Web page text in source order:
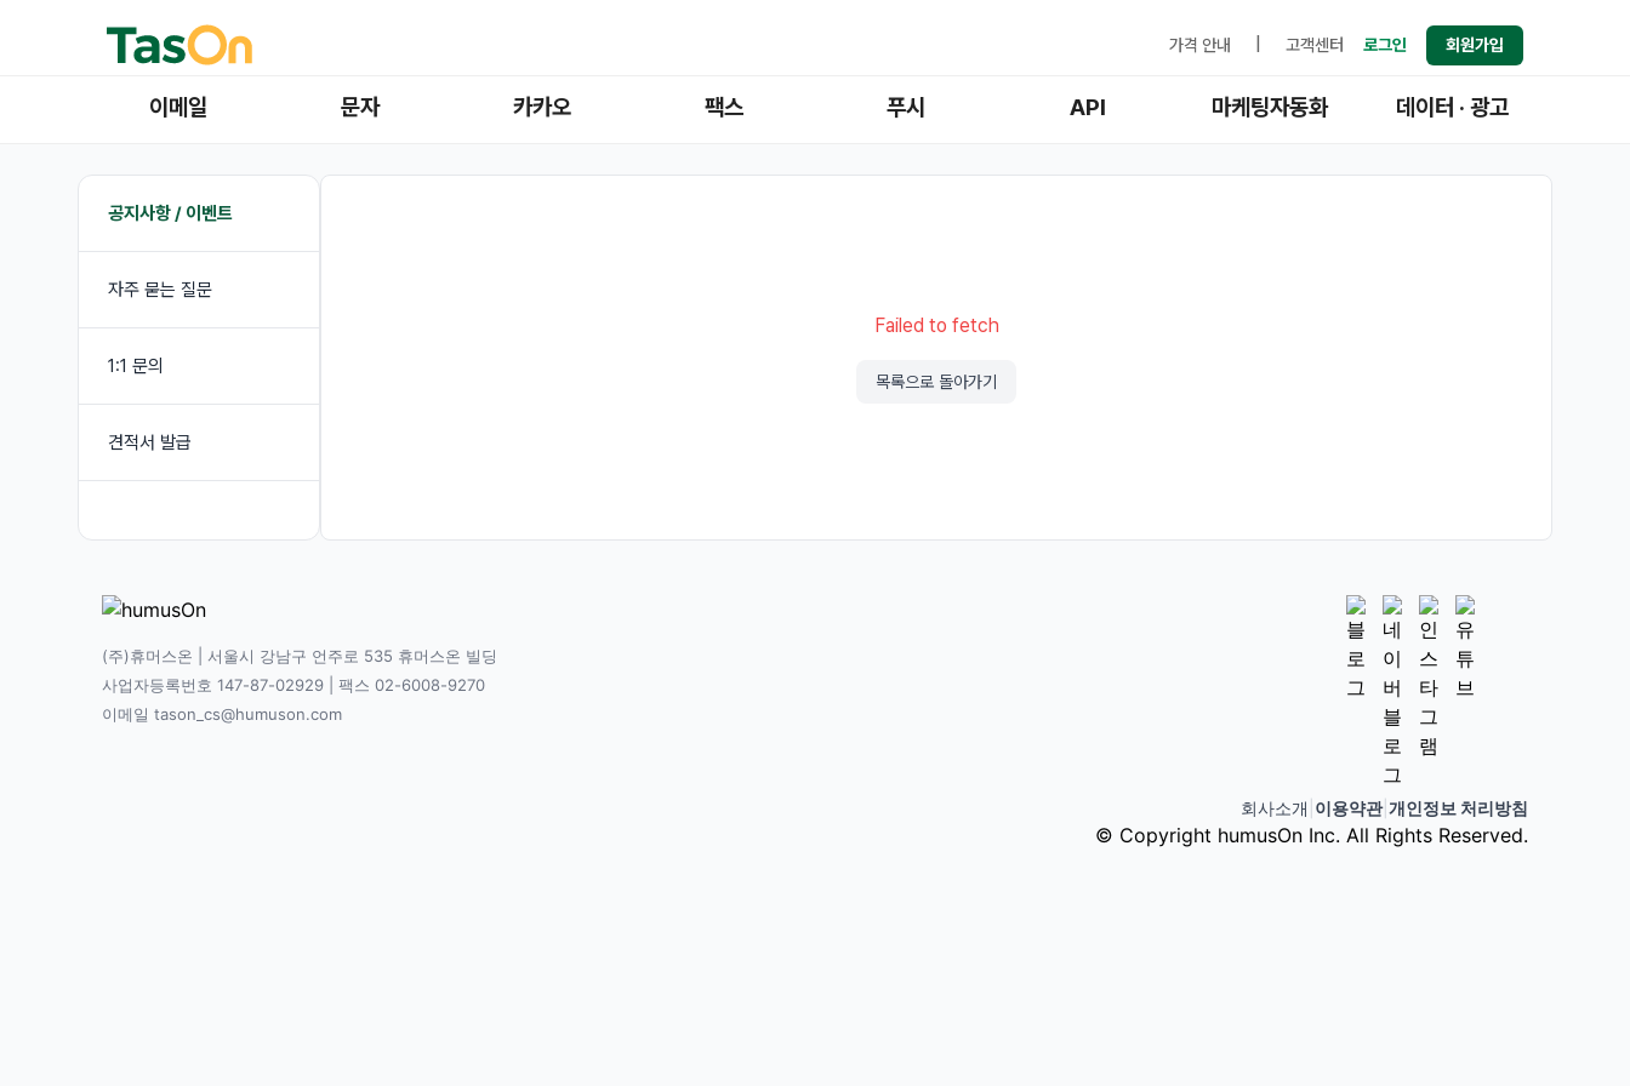
가격 안내 고객센터 로그인 회원가입
이메일 문자 카카오 팩스 푸시 API 마케팅자동화 데이터 · 광고
공지사항 / 이벤트
자주 묻는 질문
1:1 문의
견적서 발급
Failed to fetch
목록으로 돌아가기
(주)휴머스온 | 서울시 강남구 언주로 535 휴머스온 빌딩
사업자등록번호 147-87-02929 | 팩스 02-6008-9270
이메일 tason_cs@humuson.com
회사소개 이용약관| 개인정보 처리방침
© Copyright humusOn Inc. All Rights Reserved.